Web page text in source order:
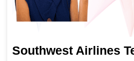
Southwest Airlines